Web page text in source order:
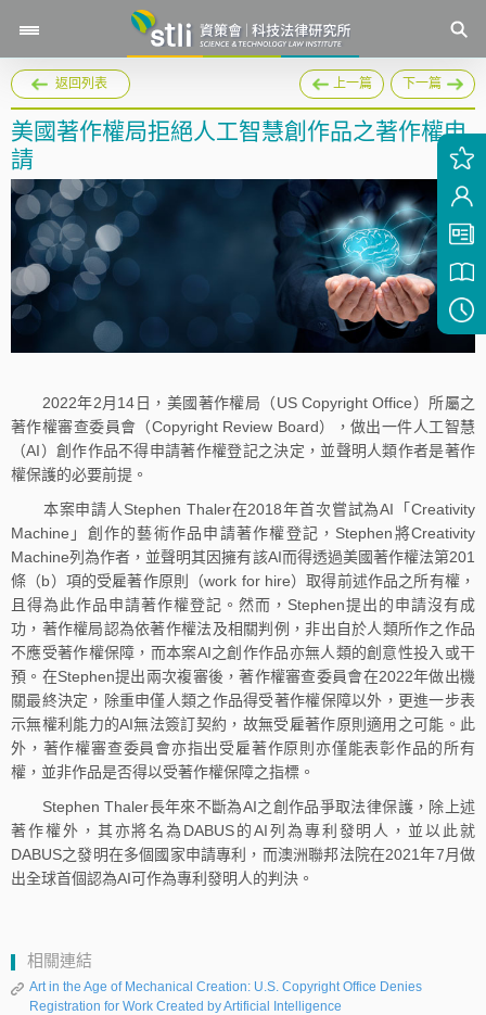
返回列表 上一篇 下一篇
美國著作權局拒絕人工智慧創作品之著作權申
請
2022年2月14日，美國著作權局（US Copyright Office）所屬之
著作權審查委員會（Copyright Review Board），做出一件人工智慧
（AI）創作作品不得申請著作權登記之決定，並聲明人類作者是著作
權保護的必要前提。
本案申請人Stephen Thaler在2018年首次嘗試為AI「Creativity
Machine」創作的藝術作品申請著作權登記，Stephen將Creativity
Machine列為作者，並聲明其因擁有該AI而得透過美國著作權法第201
條（b）項的受雇著作原則（work for hire）取得前述作品之所有權，
且得為此作品申請著作權登記。然而，Stephen提出的申請沒有成
功，著作權局認為依著作權法及相關判例，非出自於人類所作之作品
不應受著作權保障，而本案AI之創作作品亦無人類的創意性投入或干
預。在Stephen提出兩次複審後，著作權審查委員會在2022年做出機
關最終決定，除重申僅人類之作品得受著作權保障以外，更進一步表
示無權利能力的AI無法簽訂契約，故無受雇著作原則適用之可能。此
外，著作權審查委員會亦指出受雇著作原則亦僅能表彰作品的所有
權，並非作品是否得以受著作權保障之指標。
Stephen Thaler長年來不斷為AI之創作品爭取法律保護，除上述
著作權外，其亦將名為DABUS的AI列為專利發明人，並以此就
DABUS之發明在多個國家申請專利，而澳洲聯邦法院在2021年7月做
出全球首個認為AI可作為專利發明人的判決。
相關連結
Art in the Age of Mechanical Creation: U.S. Copyright Office Denies
Registration for Work Created by Artificial Intelligence